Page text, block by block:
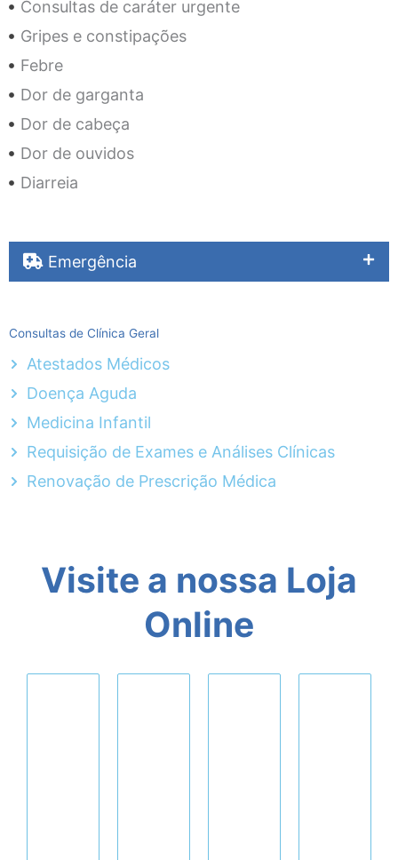
Consultas de caráter urgente
Gripes e constipações
Febre
Dor de garganta
Dor de cabeça
Dor de ouvidos
Diarreia
Emergência
Consultas de Clínica Geral
Atestados Médicos
Doença Aguda
Medicina Infantil
Requisição de Exames e Análises Clínicas
Renovação de Prescrição Médica
Visite a nossa Loja
Online